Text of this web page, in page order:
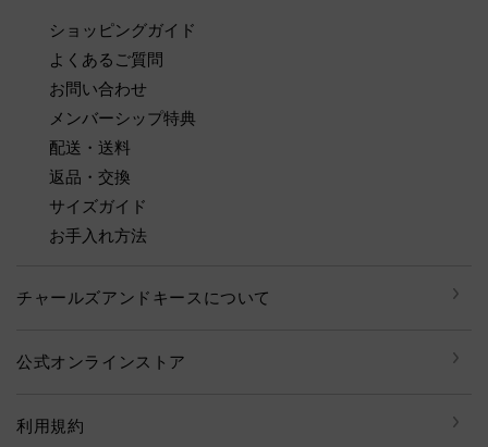
ショッピングガイド
よくあるご質問
お問い合わせ
メンバーシップ特典
配送・送料
返品・交換
サイズガイド
お手入れ方法
チャールズアンドキースについて
公式オンラインストア
利用規約